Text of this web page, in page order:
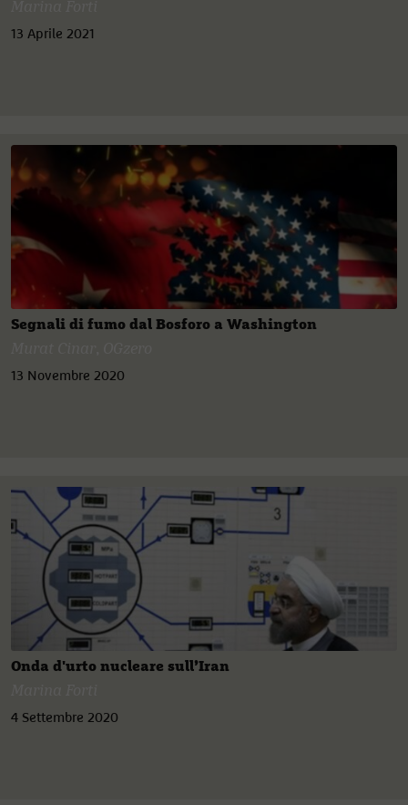
13 Aprile 2021
Segnali di fumo dal Bosforo a Washington
13 Novembre 2020
Onda d'urto nucleare sull’Iran
4 Settembre 2020